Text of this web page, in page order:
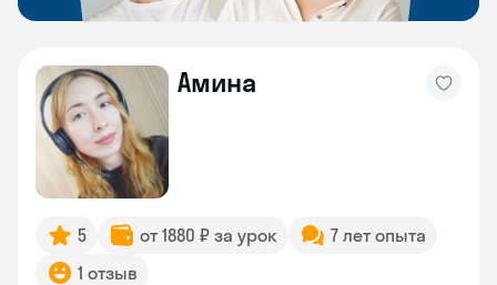
Амина
5 от 1880 ₽ за урок
7 лет опыта
1 отзыв